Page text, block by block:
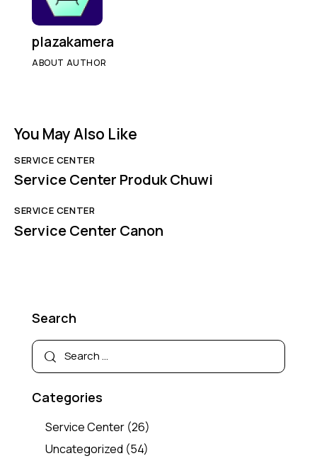
plazakamera
ABOUT AUTHOR
You May Also Like
SERVICE CENTER
Service Center Produk Chuwi
SERVICE CENTER
Service Center Canon
Search
Categories
Service Center (26)
Uncategorized (54)